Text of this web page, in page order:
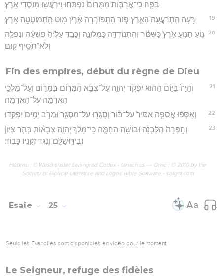
בַּפָּ֑ח כִּֽי־אֲרֻבּ֤וֹת מִמָּרוֹם֙ נִפְתָּ֔חוּ וַֽיִּרְעֲשׁ֖וּ מ֥וֹסְדֵי אָֽרֶץ׃
19 רֹ֥עָה הִֽתְרֹעֲעָ֖ה הָאָ֑רֶץ פּ֤וֹר הִֽתְפּוֹרְרָה֙ אֶ֔רֶץ מ֥וֹט הִֽתְמוֹטְטָ֖ה אָֽרֶץ׃
20
נ֣וֹעַ תָּנ֤וּעַ אֶ֙רֶץ֙ כַּשִּׁכּ֔וֹר וְהִֽתְנוֹדְדָ֖ה כַּמְּלוּנָ֑ה וְכָבַ֤ד עָלֶ֙יהָ֙ פִּשְׁעָ֔הּ וְנָפְלָ֖ה
וְלֹא־תֹסִ֥יף קֽוּם׃
Fin des empires, début du règne de Dieu
21
וְהָיָה֙ בַּיּ֣וֹם הַה֔וּא יִפְקֹ֧ד יְהוָ֛ה עַל־צְבָ֥א הַמָּר֖וֹם בַּמָּר֑וֹם וְעַל־מַלְכֵ֥י
הָאֲדָמָ֖ה עַל־הָאֲדָמָֽה׃
22 וְאֻסְּפ֨וּ אֲסֵפָ֤ה אַסִּיר֙ עַל־בּ֔וֹר וְסֻגְּר֖וּ עַל־מַסְגֵּ֑ר וּמֵרֹ֥ב יָמִ֖ים יִפָּקֵֽדוּ׃
23
וְחָֽפְרָה֙ הַלְּבָנָ֔ה וּבוֹשָׁ֖ה הַֽחַמָּ֑ה כִּֽי־מָלַ֞ךְ יְהוָ֣ה צְבָא֗וֹת בְּהַ֤ר צִיּוֹן֙
וּבִיר֣וּשָׁלִַ֔ם וְנֶ֥גֶד זְקֵנָ֖יו כָּבֽוֹד׃
Hébreu : © Westminster Leningrad Codex - tanach.us --- Grec : © 2010 by the
Society of Biblical Literature and Logos Bible Software - sblgnt.com
Esaïe 25
Seuls les Évangiles sont disponibles en vidéo pour le moment.
Le Seigneur, refuge des fidèles